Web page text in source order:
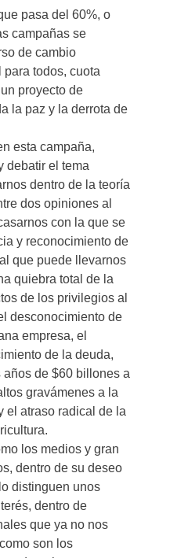
pasa del 60%, o
campañas se
de cambio
todos, cuota
proyecto de
la paz y la derrota de
esta campaña,
debatir el tema
dentro de la teoría
dos opiniones al
con la que se
y reconocimiento de
que puede llevarnos
quiebra total de la
de los privilegios al
desconocimiento de
empresa, el
de la deuda,
de $60 billones a
gravámenes a la
el atraso radical de la
los medios y gran
dentro de su deseo
distinguen unos
dentro de
que ya no nos
son los